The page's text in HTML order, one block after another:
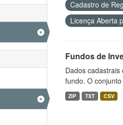
Cadastro de
Licença Aberta
Fundos de
Dados
fundo. O
ZIP TXT CSV